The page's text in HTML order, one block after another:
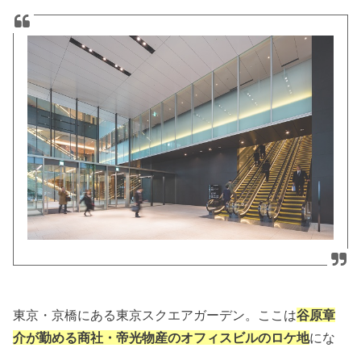
東京・京橋にある東京スクエアガーデン。ここは谷原章
介が勤める商社・帝光物産のオフィスビルのロケ地にな